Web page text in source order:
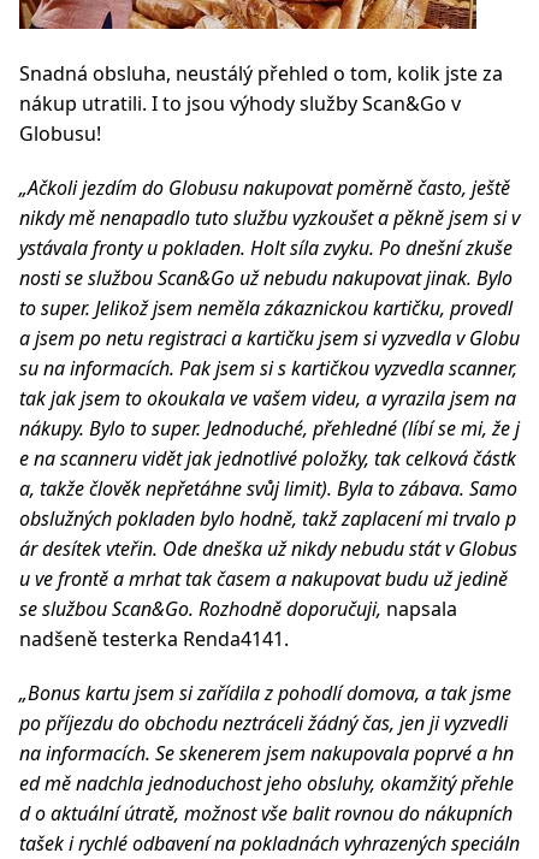
Snadná obsluha, neustálý přehled o tom, kolik jste za
nákup utratili. I to jsou výhody služby Scan&Go v
Globusu!
„Ačkoli jezdím do Globusu nakupovat poměrně často, ještě
nikdy mě nenapadlo tuto službu vyzkoušet a pěkně jsem si v
ystávala fronty u pokladen. Holt síla zvyku. Po dnešní zkuše
nosti se službou Scan&Go už nebudu nakupovat jinak. Bylo
to super. Jelikož jsem neměla zákaznickou kartičku, provedl
a jsem po netu registraci a kartičku jsem si vyzvedla v Globu
su na informacích. Pak jsem si s kartičkou vyzvedla scanner,
tak jak jsem to okoukala ve vašem videu, a vyrazila jsem na
nákupy. Bylo to super. Jednoduché, přehledné (líbí se mi, že j
e na scanneru vidět jak jednotlivé položky, tak celková částk
a, takže člověk nepřetáhne svůj limit). Byla to zábava. Samo
obslužných pokladen bylo hodně, takž zaplacení mi trvalo p
ár desítek vteřin. Ode dneška už nikdy nebudu stát v Globus
u ve frontě a mrhat tak časem a nakupovat budu už jedině
se službou Scan&Go. Rozhodně doporučuji, napsala
nadšeně testerka Renda4141.
„Bonus kartu jsem si zařídila z pohodlí domova, a tak jsme
po příjezdu do obchodu neztráceli žádný čas, jen ji vyzvedli
na informacích. Se skenerem jsem nakupovala poprvé a hn
ed mě nadchla jednoduchost jeho obsluhy, okamžitý přehle
d o aktuální útratě, možnost vše balit rovnou do nákupních
tašek i rychlé odbavení na pokladnách vyhrazených speciáln